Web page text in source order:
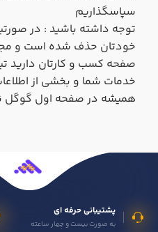
سپاسگذاریم
توجه داشته باشید : در
خودتان حذف شده است و
صفحه کسب و کارتان دارید
خدمات شما و بخشی از
همیشه در صفحه اول گوگل
پشتیبانی حرفه ای
به صورت بیست و چهار ساعته
داشته اید را بنویسید
هدف شما از